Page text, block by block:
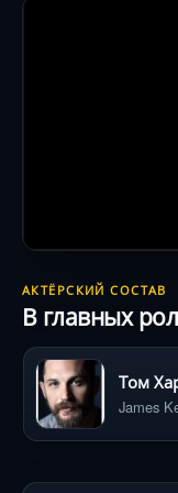
АКТЁРСКИЙ СОСТАВ
В главных
Том